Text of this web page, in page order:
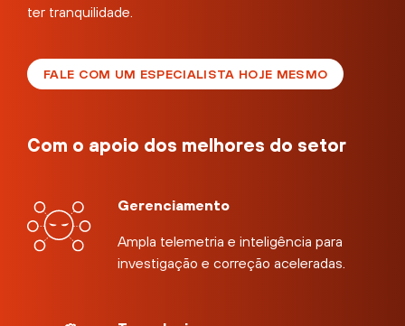
ter tranquilidade.
FALE COM UM ESPECIALISTA HOJE MESMO
Com o apoio dos melhores do setor
Gerenciamento
Ampla telemetria e inteligência para
investigação e correção aceleradas.